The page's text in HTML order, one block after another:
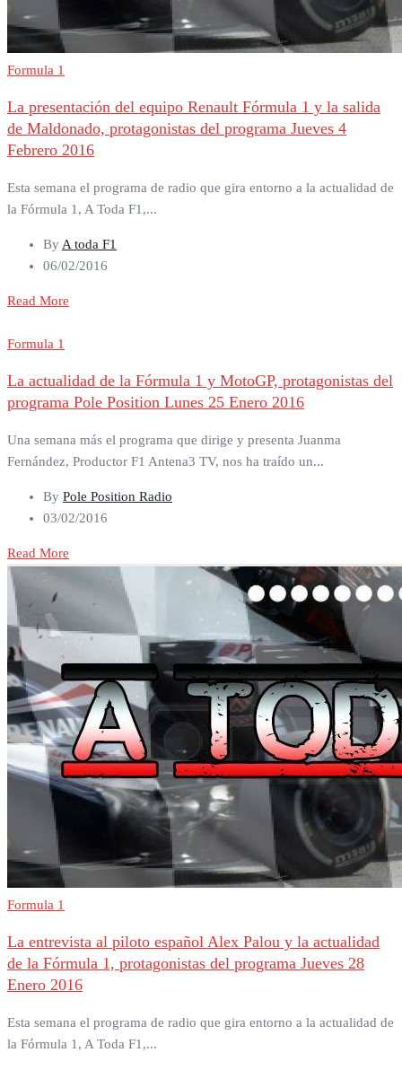
Formula 1
La presentación del equipo Renault Fórmula 1 y la salida
de Maldonado, protagonistas del programa Jueves 4
Febrero 2016
Esta semana el programa de radio que gira entorno a la actualidad de
la Fórmula 1, A Toda F1,...
By A toda F1
06/02/2016
Read More
Formula 1
La actualidad de la Fórmula 1 y MotoGP, protagonistas del
programa Pole Position Lunes 25 Enero 2016
Una semana más el programa que dirige y presenta Juanma
Fernández, Productor F1 Antena3 TV, nos ha traído un...
By Pole Position Radio
03/02/2016
Read More
Formula 1
La entrevista al piloto español Alex Palou y la actualidad
de la Fórmula 1, protagonistas del programa Jueves 28
Enero 2016
Esta semana el programa de radio que gira entorno a la actualidad de
la Fórmula 1, A Toda F1,...